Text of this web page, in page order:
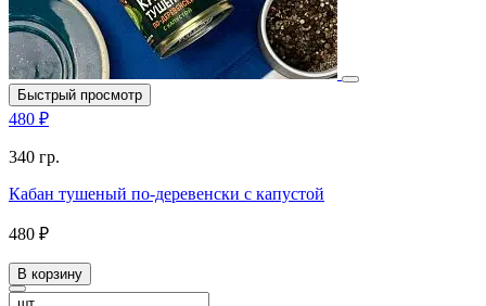
Быстрый просмотр
480 ₽
340 гр.
Кабан тушеный по-деревенски с капустой
480 ₽
В корзину